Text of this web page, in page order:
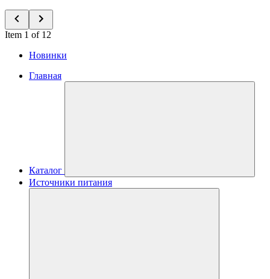
Item 1 of 12
Новинки
Главная
Каталог
Источники питания